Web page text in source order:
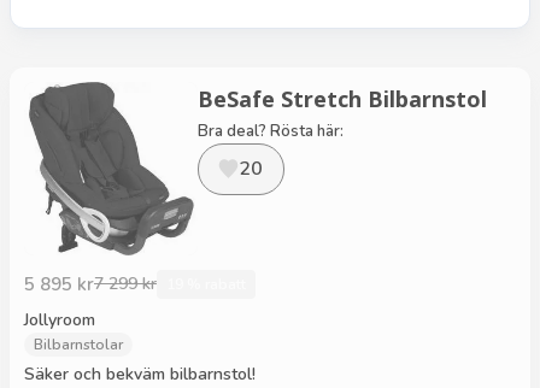
BeSafe Stretch Bilbarnstol
Bra deal? Rösta här:
20
5 895 kr7 299 kr
Jollyroom
Säker och bekväm bilbarnstol!
Bilbarnstolar